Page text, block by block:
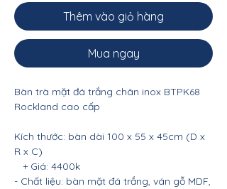
Thêm vào giỏ hàng
Mua ngay
Bàn trà mặt đá trắng chân inox BTPK68
Rockland cao cấp
Kích thước: bàn dài 100 x 55 x 45cm (D x
R x C)
+ Giá: 4400k
- Chất liệu: bàn mặt đá trắng, ván gỗ MDF,